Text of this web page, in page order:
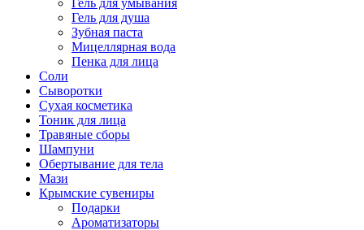
Гель для умывания
Гель для душа
Зубная паста
Мицеллярная вода
Пенка для лица
Соли
Сыворотки
Сухая косметика
Тоник для лица
Травяные сборы
Шампуни
Обертывание для тела
Мази
Крымские сувениры
Подарки
Ароматизаторы